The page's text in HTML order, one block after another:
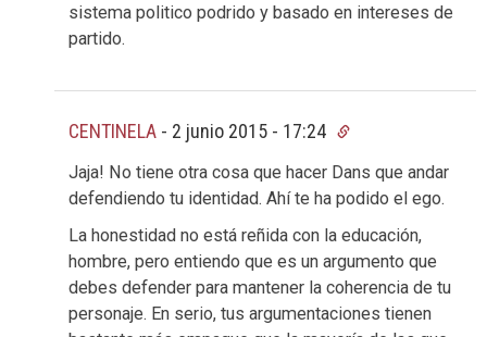
sistema politico podrido y basado en intereses de
partido.
CENTINELA - 2 junio 2015 - 17:24
Jaja! No tiene otra cosa que hacer Dans que andar
defendiendo tu identidad. Ahí te ha podido el ego.
La honestidad no está reñida con la educación,
hombre, pero entiendo que es un argumento que
debes defender para mantener la coherencia de tu
personaje. En serio, tus argumentaciones tienen